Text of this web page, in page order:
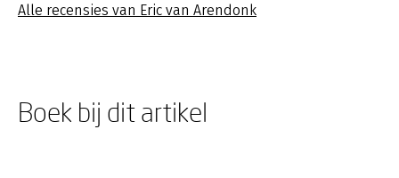
Alle recensies van Eric van Arendonk
Boek bij dit artikel